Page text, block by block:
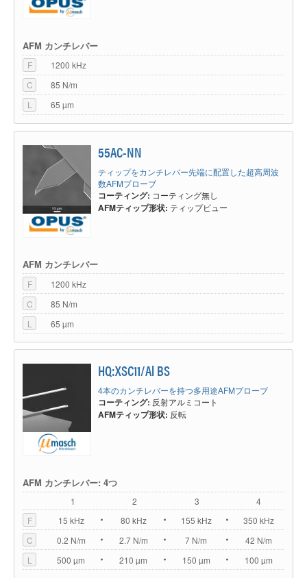
AFM カンチレバー
F
1200 kHz
C
85 N/m
L
65 µm
55AC-NN
ティップをカンチレバー先端に配置した超高周波
数AFMプローブ
コーティング: コーティング無し
AFMティップ形状: ティップビュー
AFM カンチレバー
F
1200 kHz
C
85 N/m
L
65 µm
HQ:XSC11/Al BS
4本のカンチレバーを持つ多用途AFMプローブ
コーティング: 反射アルミコート
AFMティップ形状: 反転
AFM カンチレバー: 4つ
1 2 3
4
F
15 kHz 80 kHz 155 kHz
350 kHz
C
0.2 N/m 2.7 N/m 7 N/m
42 N/m
L
500 µm 210 µm 150 µm 100 µm